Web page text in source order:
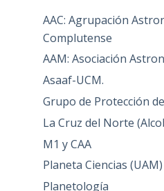
AAC: Agrupación
Complutense
AAM: Asociación
Asaaf-UCM.
Grupo de Protección
La Cruz del Norte
M1 y CAA
Planeta Ciencias (UAM)
Planetología